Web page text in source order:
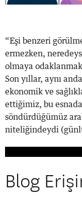
“Eşi benzeri
ermezken,
olmaya
Son yıllar, aynı
ekonomik ve
ettiğimiz, bu esnada
söndürdüğümüz
niteliğindeydi
Blog